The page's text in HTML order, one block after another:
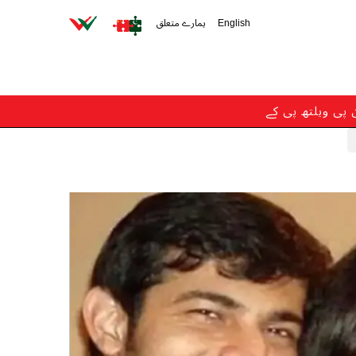
English ہمارے متعلق
پی ویلتھ پی کے